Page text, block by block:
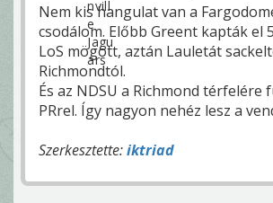
Nem kis hangulat van a
csodálom. Előbb Greent kapták el
LoS mögött, aztán Lauletát
Richmondtól.
És az NDSU a Richmond térfelére
PRrel. Így nagyon nehéz lesz a
Szerkesztette:iktriad